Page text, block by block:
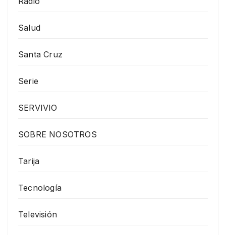
Salud
Santa Cruz
Serie
SERVIVIO
SOBRE NOSOTROS
Tarija
Tecnología
Televisión